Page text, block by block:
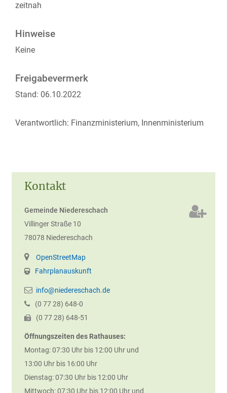
Kontakt
Gemeinde Niedereschach
Villinger Straße 10
78078 Niedereschach
OpenStreetMap
Fahrplanauskunft
info@niedereschach.de
(0 7728) 648-0
(0 7728) 648-51
Öffnungszeiten des Rathauses:
Montag: 07:30 Uhr bis 12:00 Uhr und
13:00 Uhr bis 16:00 Uhr
Dienstag: 07:30 Uhr bis 12:00 Uhr
Mittwoch: 07:30 Uhr bis 12:00 Uhr und
zeitnah
Hinweise
Keine
Freigabevermerk
Stand: 06.10.2022
Verantwortlich: Finanzministerium, Innenministerium